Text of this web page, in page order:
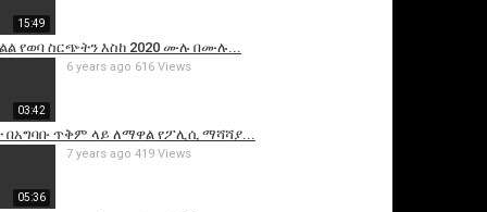
15:49
የወባ ስርጭትን እስከ 2020 ሙሉ በሙሉ...
03:42
በአግባቡ ጥቅም ላይ ለማዋል የፖሊሲ ማሻሻያ...
6 years ago 616 Views
05:36
7 years ago 419 Views